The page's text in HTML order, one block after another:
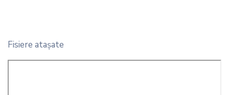
Fisiere ataşate